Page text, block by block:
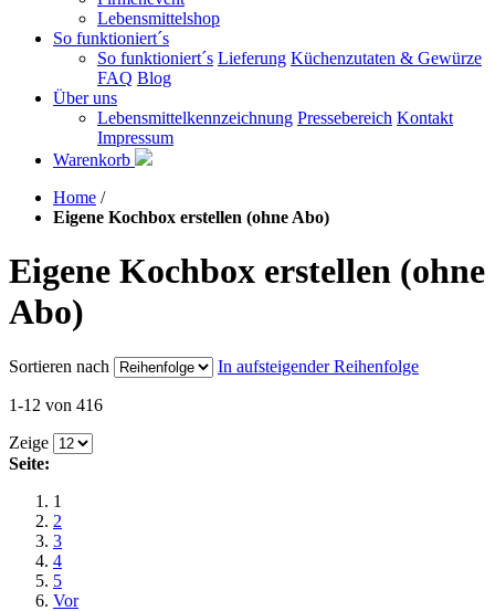
Lebensmittelshop
So funktioniert´s
So funktioniert´s Lieferung Küchenzutaten & Gewürze
FAQ Blog
Über uns
Lebensmittelkennzeichnung Pressebereich Kontakt
Impressum
Warenkorb
Home /
Eigene Kochbox erstellen (ohne Abo)
Eigene Kochbox erstellen (ohne
Abo)
Sortieren nach In aufsteigender Reihenfolge
1-12 von 416
Zeige
Seite:
1
2
3
4
5
Vor